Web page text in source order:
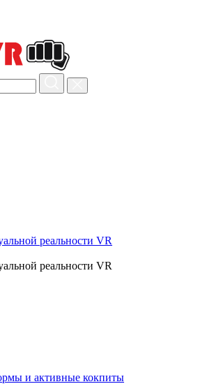
реальности VR
реальности VR
и активные кокпиты